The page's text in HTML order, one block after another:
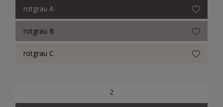
NCS Index
ReadyMix Farbtöne
Consolan Trade
rotgrau A
rotgrau B
rotgrau C
2